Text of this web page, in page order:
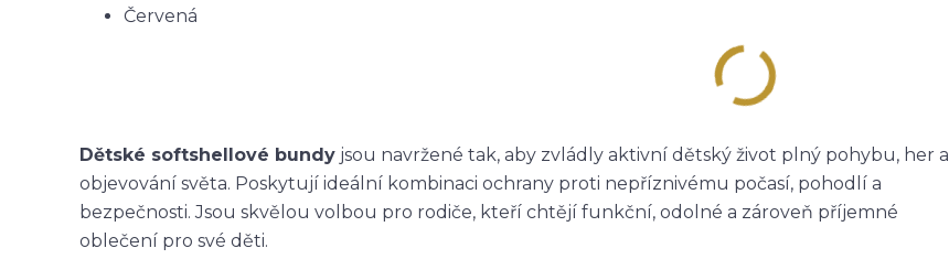
Červená
Dětské softshellové bundy jsou navržené tak, aby zvládly aktivní dětský život plný pohybu, her a
objevování světa. Poskytují ideální kombinaci ochrany proti nepříznivému počasí, pohodlí a
bezpečnosti. Jsou skvělou volbou pro rodiče, kteří chtějí funkční, odolné a zároveň příjemné
oblečení pro své děti.